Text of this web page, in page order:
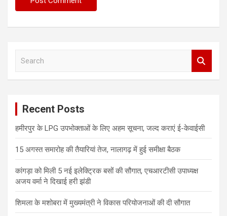
Recent Posts
हमीरपुर के LPG उपभोक्ताओं के लिए अहम सूचना, जल्द कराएं ई-केवाईसी
15 अगस्त समारोह की तैयारियां तेज, नालागढ़ में हुई समीक्षा बैठक
कांगड़ा को मिली 5 नई इलेक्ट्रिक बसों की सौगात, एचआरटीसी उपाध्यक्ष
अजय वर्मा ने दिखाई हरी झंडी
शिमला के मशोबरा में मुख्यमंत्री ने विकास परियोजनाओं की दी सौगात